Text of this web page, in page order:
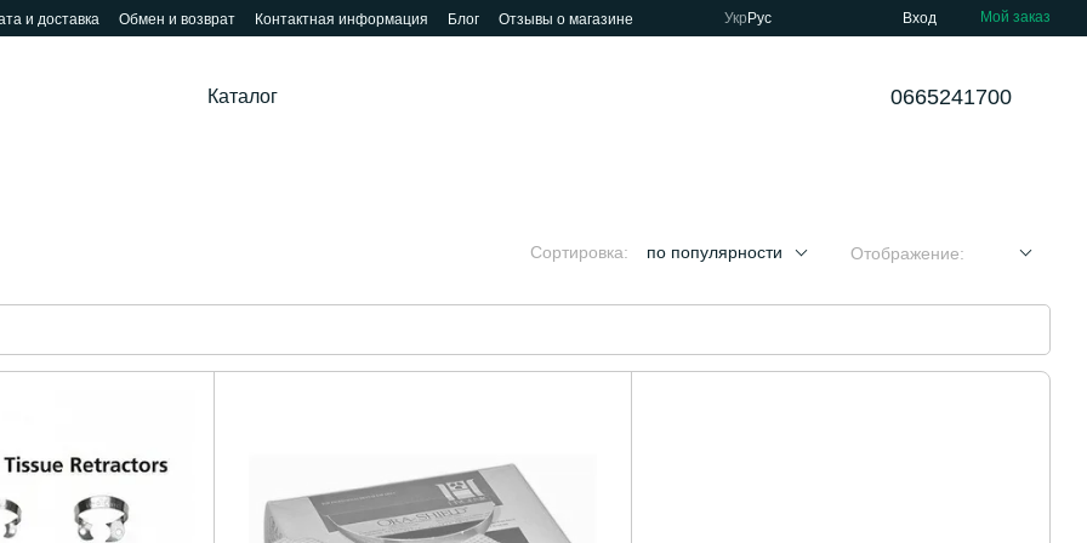
и доставка Обмен и возврат Контактная информация Блог Отзывы о магазине Укр Рус Вход Мой заказ
Каталог 0665241700
Сортировка: по популярности Отображение: